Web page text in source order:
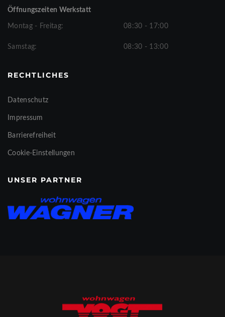
Öffnungszeiten Werkstatt
Montag - Freitag: 08:30 - 17:00
Samstag: 08:30 - 13:00
RECHTLICHES
Datenschutz
Impressum
Barrierefreiheit
Cookie-Einstellungen
UNSER PARTNER